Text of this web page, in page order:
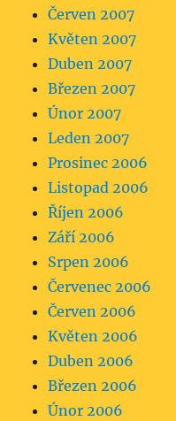
Červen 2007
Květen 2007
Duben 2007
Březen 2007
Únor 2007
Leden 2007
Prosinec 2006
Listopad 2006
Říjen 2006
Září 2006
Srpen 2006
Červenec 2006
Červen 2006
Květen 2006
Duben 2006
Březen 2006
Únor 2006